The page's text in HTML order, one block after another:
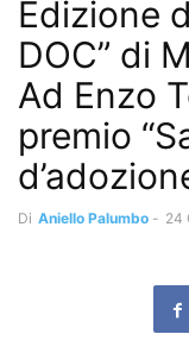
Edizione
DOC” di
Ad Enzo
premio
Di Aniello Palumbo - 24